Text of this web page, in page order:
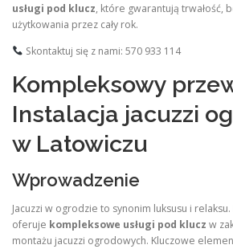
usługi pod klucz, które gwarantują trwałość,
użytkowania przez cały rok.
Skontaktuj się z nami: 570 933 114
Kompleksowy
Instalacja jacuzzi
w Latowiczu
Wprowadzenie
Jacuzzi w ogrodzie to synonim luksusu i
oferuje kompleksowe usługi pod klucz w
montażu jacuzzi ogrodowych. Kluczowe